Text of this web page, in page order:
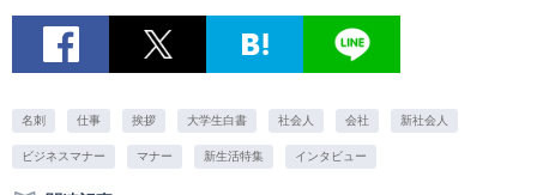
名刺 仕事 挨拶 大学生白書 社会人 会社 新社会人
ビジネスマナー マナー 新生活特集 インタビュー